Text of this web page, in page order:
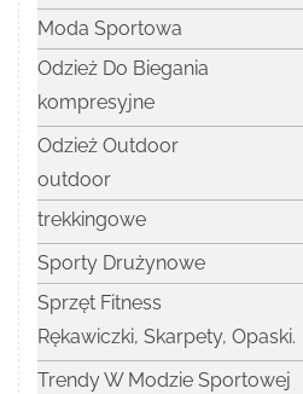
Moda Sportowa
Odzież Do Biegania
kompresyjne
Odzież Outdoor
outdoor
trekkingowe
Sporty Drużynowe
Sprzęt Fitness
Rękawiczki, Skarpety, Opaski.
Trendy W Modzie Sportowej